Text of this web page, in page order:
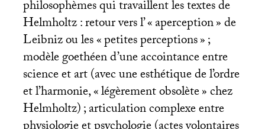
philosophèmes qui travaillent les textes de
Helmholtz : retour vers l’ «aperception» de
Leibniz ou les «petites perceptions»;
modèle goethéen d’une accointance entre
science et art (avec une esthétique de l’ordre
et l’harmonie, «légèrement obsolète» chez
Helmholtz); articulation complexe entre